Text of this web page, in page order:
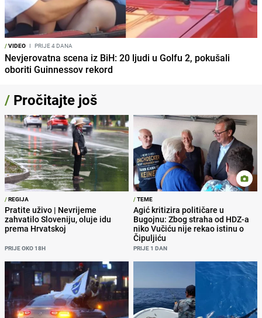
/VIDEO I PRIJE 4 DANA
Nevjerovatna scena iz BiH: 20 ljudi u Golfu 2, pokušali
oboriti Guinnessov rekord
/ Pročitajte još
/REGIJA
Pratite uživo | Nevrijeme
zahvatilo Sloveniju, oluje idu
prema Hrvatskoj
PRIJE OKO 18H
/TEME
Agić kritizira političare u
Bugojnu: Zbog straha od HDZ-a
niko Vučiću nije rekao istinu o
Čipuljiću
PRIJE 1 DAN